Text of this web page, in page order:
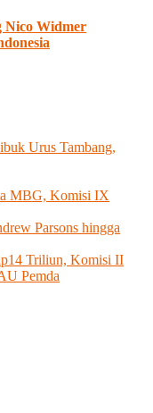
Nico Widmer
Urus Tambang,
MBG, Komisi IX
Parsons hingga
Triliun, Komisi II
Pemda